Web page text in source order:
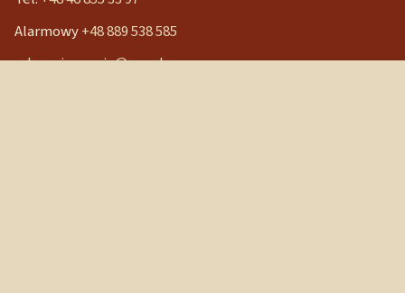
Alarmowy+48 889 538 585
mbpocieszenia@wp.pl